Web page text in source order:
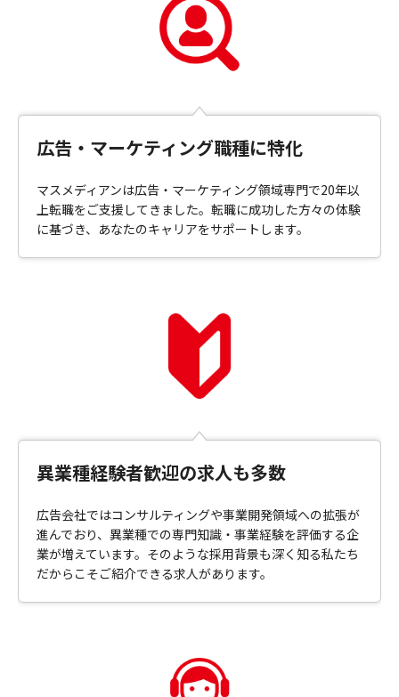
広告・マーケティング職種に特化
マスメディアンは広告・マーケティング領域専門で20年以
上転職をご支援してきました。転職に成功した方々の体験
に基づき、あなたのキャリアをサポートします。
異業種経験者歓迎の求人も多数
広告会社ではコンサルティングや事業開発領域への拡張が
進んでおり、異業種での専門知識・事業経験を評価する企
業が増えています。そのような採用背景も深く知る私たち
だからこそご紹介できる求人があります。